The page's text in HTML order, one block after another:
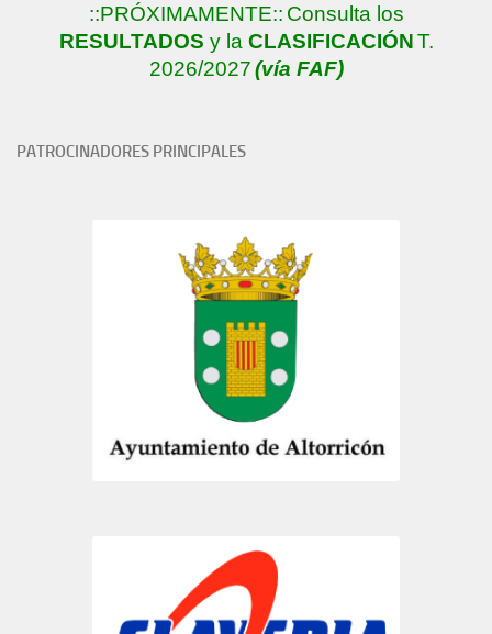
::PRÓXIMAMENTE:: Consulta los
RESULTADOS y la CLASIFICACIÓNT.
2026/2027(vía FAF)
PATROCINADORES PRINCIPALES